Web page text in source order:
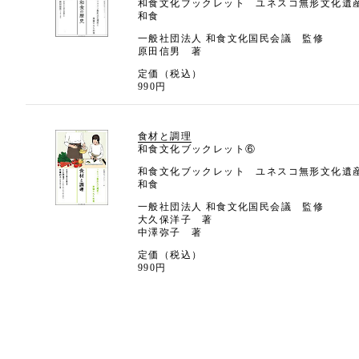
和食文化ブックレット ユネスコ無形文化遺
和食
一般社団法人 和食文化国民会議 監修
原田信男 著
定価（税込）
990円
食材と調理
和食文化ブックレット⑥
和食文化ブックレット ユネスコ無形文化遺
和食
一般社団法人 和食文化国民会議 監修
大久保洋子 著
中澤弥子 著
定価（税込）
990円